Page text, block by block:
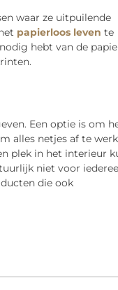
waar ze uitpuilende
papierloos leven te
hebt van de
Een optie is om
alles netjes af te
plek in het interieur
niet voor
die ook